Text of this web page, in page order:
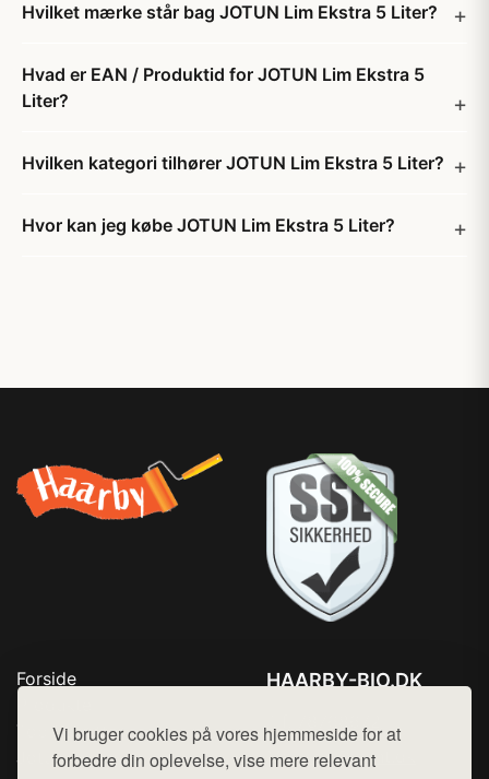
Vi bruger cookies på vores hjemmeside for at
forbedre din oplevelse, vise mere relevant
Hvilket mærke står bag JOTUN Lim Ekstra 5 Liter?
Hvad er EAN / Produktid for JOTUN Lim Ekstra 5
Liter?
Hvilken kategori tilhører JOTUN Lim Ekstra 5 Liter?
Hvor kan jeg købe JOTUN Lim Ekstra 5 Liter?
Forside
Top Rabatter
Jotun maling
HAARBY-BIO.DK
Mail: hej@want.dk